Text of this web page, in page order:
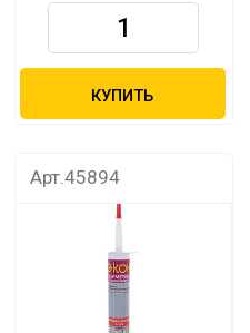
КУПИТЬ
Арт.45894